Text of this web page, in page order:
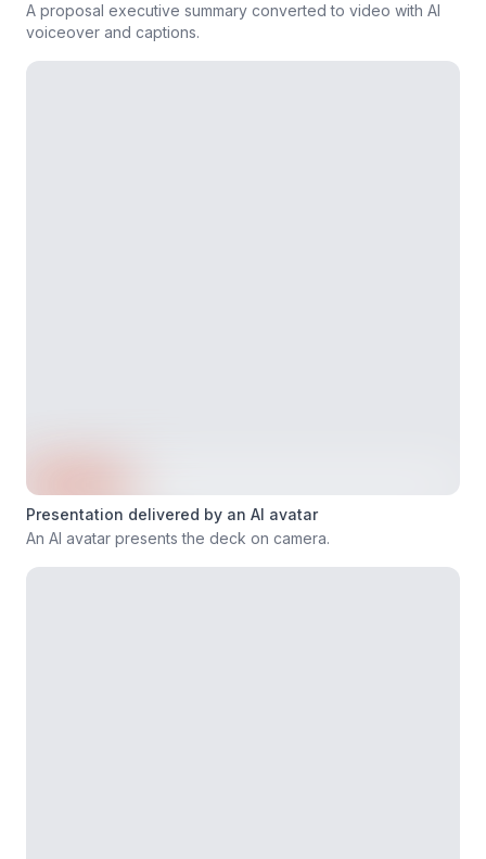
A proposal executive summary converted to video with AI
voiceover and captions.
Presentation delivered by an AI avatar
An AI avatar presents the deck on camera.